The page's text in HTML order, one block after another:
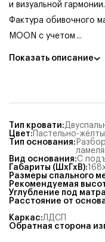
и визуальной гармонии.
Фактура обивочного
MOON с учетом ...
Показать описание
Тип кровати:
Цвет: Пастельно-
Тип основания:
Вид основания:С
Габариты (ШхГхВ):
Размеры спального
Рекомендуемая
Углубление под
Расстояние от
Каркас:ЛДСП
Обратная сторона